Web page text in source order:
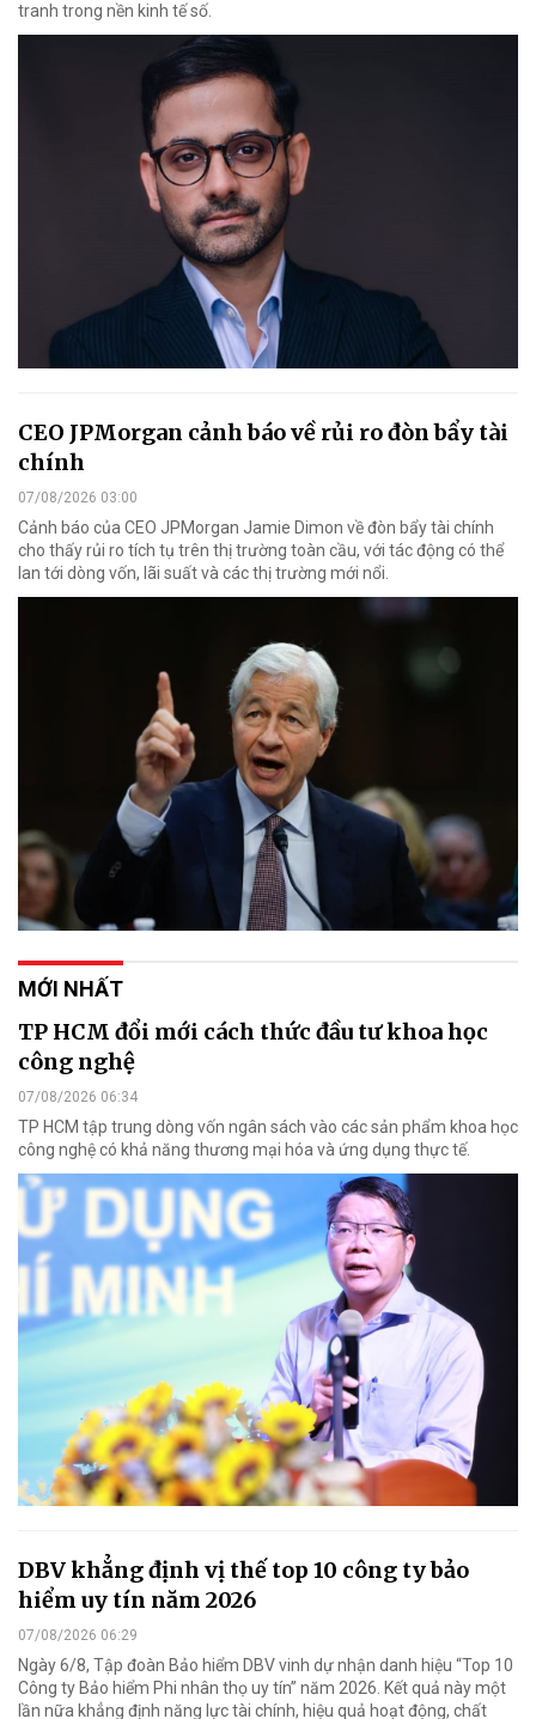
tranh trong nền kinh tế số.
CEO JPMorgan cảnh báo về rủi ro đòn bẩy tài
chính
07/08/2026 03:00
Cảnh báo của CEO JPMorgan Jamie Dimon về đòn bẩy tài chính
cho thấy rủi ro tích tụ trên thị trường toàn cầu, với tác động có thể
lan tới dòng vốn, lãi suất và các thị trường mới nổi.
MỚI NHẤT
TP HCM đổi mới cách thức đầu tư khoa học
công nghệ
07/08/2026 06:34
TP HCM tập trung dòng vốn ngân sách vào các sản phẩm khoa học
công nghệ có khả năng thương mại hóa và ứng dụng thực tế.
DBV khẳng định vị thế top 10 công ty bảo
hiểm uy tín năm 2026
07/08/2026 06:29
Ngày 6/8, Tập đoàn Bảo hiểm DBV vinh dự nhận danh hiệu “Top 10
Công ty Bảo hiểm Phi nhân thọ uy tín” năm 2026. Kết quả này một
lần nữa khẳng định năng lực tài chính, hiệu quả hoạt động, chất